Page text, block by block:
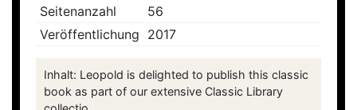
Seitenanzahl
56
Veröffentlichung 2017
Inhalt: Leopold is delighted to publish this classic
book as part of our extensive Classic Library